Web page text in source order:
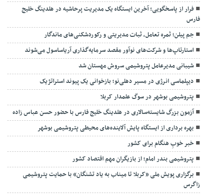
فرار از پاسخگویی؛ آخرین ایستگاه یک مدیریت پرحاشیه در هلدینگ خلیج
فارس
جم پیلن؛ ثمره تعامل، ثبات مدیریتی و رکوردشکنی‌های ماندگار
استارتاپ‌ها و شرکت‌های نوآور مقصد سرما‌یه‌گذاری آریاساسول می‌شوند
شیبانی مدیرعامل پتروشیمی سروش مهستان شد
دیپلماسی انرژی در مسیر دهلی‌نو؛ بازخوانی یک پیوند استراتژیک
پتروشیمی بوشهر در سوگ علمدار کربلا
آزمون بزرگ شایسته‌سالاری در هلدینگ خلیج فارس با حضور حسن عباس زاده
بهره برداری از ایستگاه پایش آلاینده‌های محیطی پتروشیمی بوشهر
خبر خوبِ هنگام برای کشور
پتروشیمی بندر امام؛ از بازیگران مهم اقتصاد کشور
برگزاری پویش ملی «کربلا تا میناب به یاد تشنگان» با حمایت پتروشیمی
زاگرس